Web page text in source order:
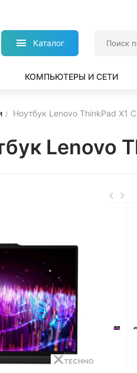
Каталог
КОМПЬЮТЕРЫ И СЕТИ
Ноутбук Lenovo ThinkPad X1
Lenovo